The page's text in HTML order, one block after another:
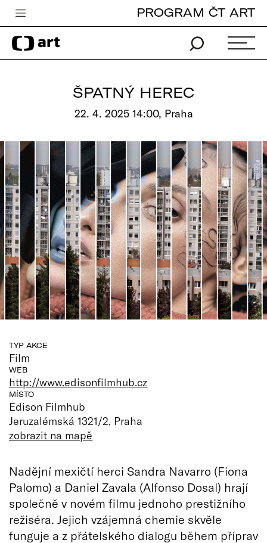
Česká televize
Zpravodajství
Pro děti
edu
Vše o ČT
PROGRAM ČT ART
ŠPATNÝ HEREC
22. 4. 2025 14:00, Praha
TYP AKCE
Film
WEB
http://www.edisonfilmhub.cz
MÍSTO
Edison Filmhub
Jeruzalémská 1321/2, Praha
zobrazit na mapě
Nadějní mexičtí herci Sandra Navarro (Fiona
Palomo) a Daniel Zavala (Alfonso Dosal) hrají
společně v novém filmu jednoho prestižního
režiséra. Jejich vzájemná chemie skvěle
funguje a z přátelského dialogu během příprav